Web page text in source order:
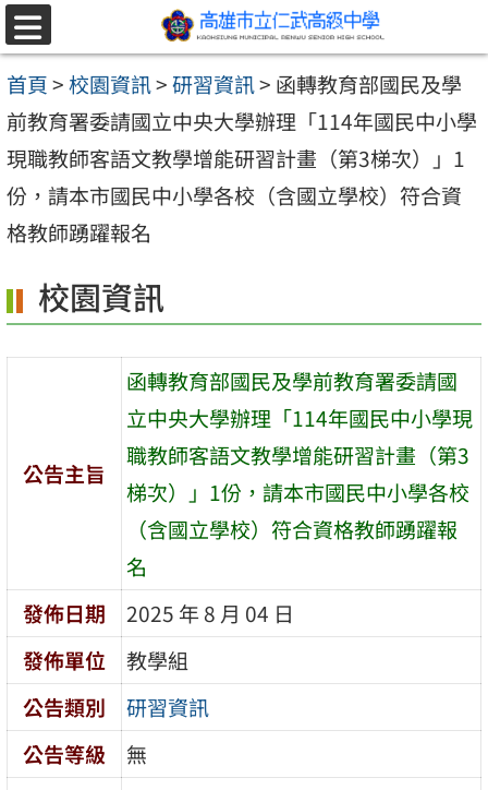
跳至主要內容區
選
單
首頁>校園資訊>研習資訊> 函轉教育部國民及學
前教育署委請國立中央大學辦理「114年國民中小學
現職教師客語文教學增能研習計畫（第3梯次）」1
份，請本市國民中小學各校（含國立學校）符合資
格教師踴躍報名
校園資訊
公告主旨
函轉教育部國民及學前教育署委請國
立中央大學辦理「114年國民中小學現
職教師客語文教學增能研習計畫（第3
梯次）」1份，請本市國民中小學各校
（含國立學校）符合資格教師踴躍報
名
發佈日期
2025 年 8 月 04 日
發佈單位
教學組
公告類別
研習資訊
公告等級
無